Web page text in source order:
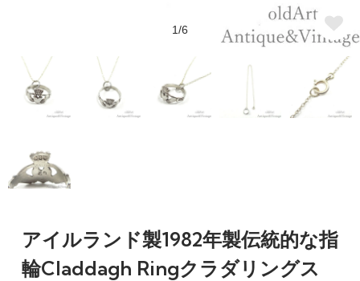
1/6
アイルランド製1982年製伝統的な指
輪Claddagh Ringクラダリングス